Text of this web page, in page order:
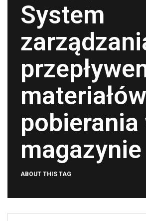
System
pobierania
magazynie
ABOUT THIS TAG